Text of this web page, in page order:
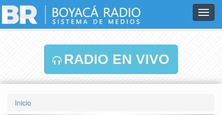
RADIO EN VIVO
Inicio